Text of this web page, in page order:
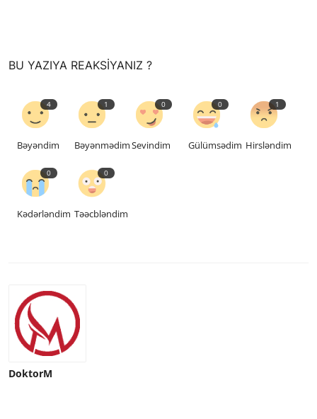
BU YAZIYA REAKSIYANIZ ?
4
Bəyəndim
1
Bəyənmədim
0
Sevindim
0
Gülümsədim
1
Hirsləndim
0
Kədərləndim
0
Təəcbləndim
DoktorM